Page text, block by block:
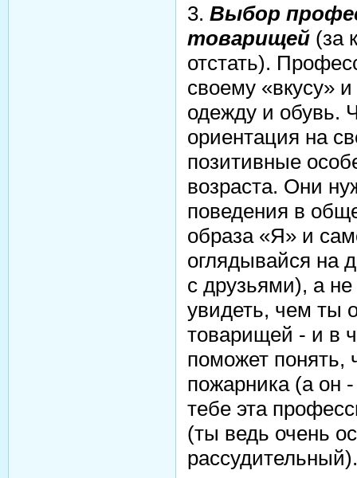
3. Выбор
товарищей (за
отстать).
своему «вкусу»
одежду и обувь.
ориентация на
позитивные
возраста. Они
поведения в
образа «Я» и
оглядывайся на
с друзьями), а
увидеть, чем ты
товарищей - и в
поможет понять,
пожарника (а он
тебе эта
(ты ведь очень
рассудительный).